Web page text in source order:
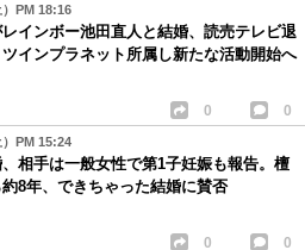
PM 18:16
インボー池田直人と結婚、読売テレビ退
インプラネット所属し新たな活動開始へ
0 0
PM 15:24
相手は一般女性で第1子妊娠も報告。檀
8年、できちゃった結婚に賛否
0 0